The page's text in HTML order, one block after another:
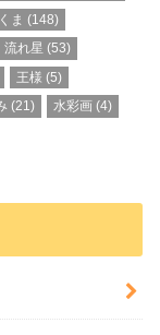
くま (148)
流れ星 (53)
王様 (5)
(21) 水彩画 (4)